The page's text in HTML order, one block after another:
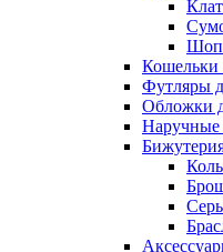
Кошельки
Футляры
Обложки
Наручные